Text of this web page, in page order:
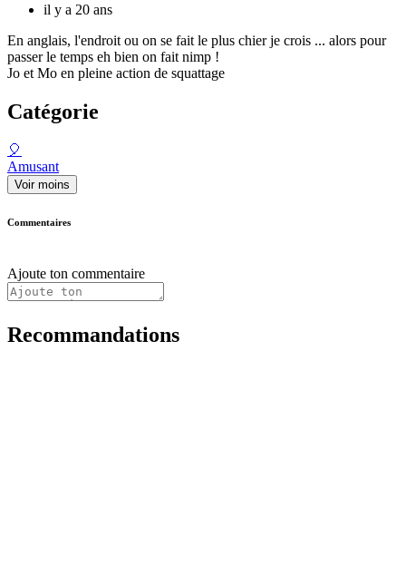
il y a 20 ans
En anglais, l'endroit ou on se fait le plus chier je crois ... alors pour
passer le temps eh bien on fait nimp !
Jo et Mo en pleine action de squattage
Catégorie
🎈
Amusant
Voir moins
Commentaires
Ajoute ton commentaire
Recommandations